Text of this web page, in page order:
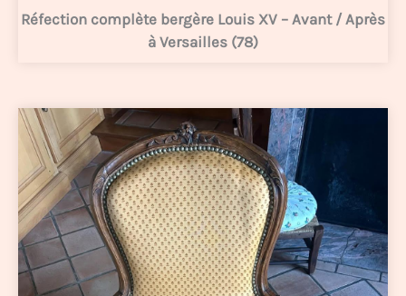
Réfection complète bergère Louis XV – Avant / Après
à Versailles (78)